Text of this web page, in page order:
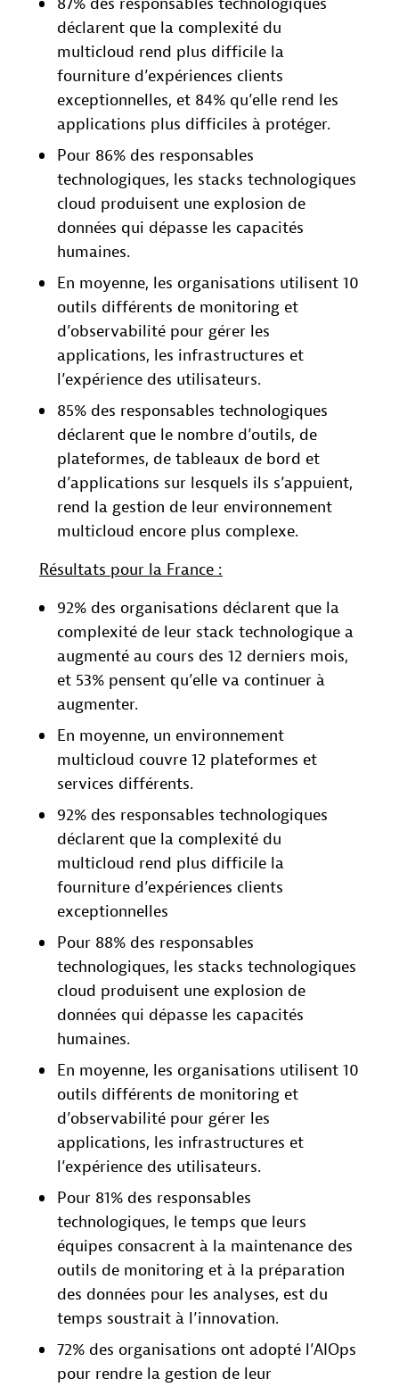
87% des responsables technologiques
déclarent que la complexité du
multicloud rend plus difficile la
fourniture d’expériences clients
exceptionnelles, et 84% qu’elle rend les
applications plus difficiles à protéger.
Pour 86% des responsables
technologiques, les stacks technologiques
cloud produisent une explosion de
données qui dépasse les capacités
humaines.
En moyenne, les organisations utilisent 10
outils différents de monitoring et
d’observabilité pour gérer les
applications, les infrastructures et
l’expérience des utilisateurs.
85% des responsables technologiques
déclarent que le nombre d’outils, de
plateformes, de tableaux de bord et
d’applications sur lesquels ils s’appuient,
rend la gestion de leur environnement
multicloud encore plus complexe.
Résultats pour la France :
92% des organisations déclarent que la
complexité de leur stack technologique a
augmenté au cours des 12 derniers mois,
et 53% pensent qu’elle va continuer à
augmenter.
En moyenne, un environnement
multicloud couvre 12 plateformes et
services différents.
92% des responsables technologiques
déclarent que la complexité du
multicloud rend plus difficile la
fourniture d’expériences clients
exceptionnelles
Pour 88% des responsables
technologiques, les stacks technologiques
cloud produisent une explosion de
données qui dépasse les capacités
humaines.
En moyenne, les organisations utilisent 10
outils différents de monitoring et
d’observabilité pour gérer les
applications, les infrastructures et
l’expérience des utilisateurs.
Pour 81% des responsables
technologiques, le temps que leurs
équipes consacrent à la maintenance des
outils de monitoring et à la préparation
des données pour les analyses, est du
temps soustrait à l’innovation.
72% des organisations ont adopté l’AIOps
pour rendre la gestion de leur